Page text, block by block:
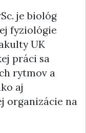
je biológ
fyziológie
UK
práci sa
rytmov a
aj
organizácie na